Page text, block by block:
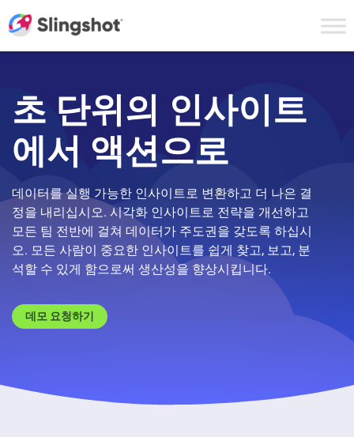
초 단위의 인사이트
에서 액션으로
데이터를 실행 가능한 인사이트로 변환하고 더 나은 결
정을 내리십시오. 시각화 인사이트로 전략을 개선하고
모든 팀 전반에 걸쳐 데이터가 주도권을 갖도록 하십시
오. 모든 사람이 중요한 인사이트를 쉽게 찾고, 보고, 분
석할 수 있게 함으로써 생산성을 향상시킵니다.
데모 요청하기